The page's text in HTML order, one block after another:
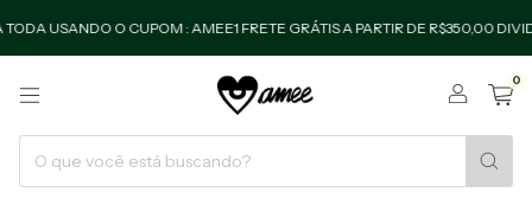
USANDO O CUPOM : AMEE1 FRETE GRÁTIS A PARTIR DE R$350,00 DIVIDE EM
0